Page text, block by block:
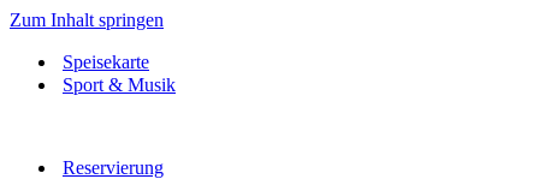
Zum Inhalt springen
Speisekarte
Sport & Musik
Reservierung